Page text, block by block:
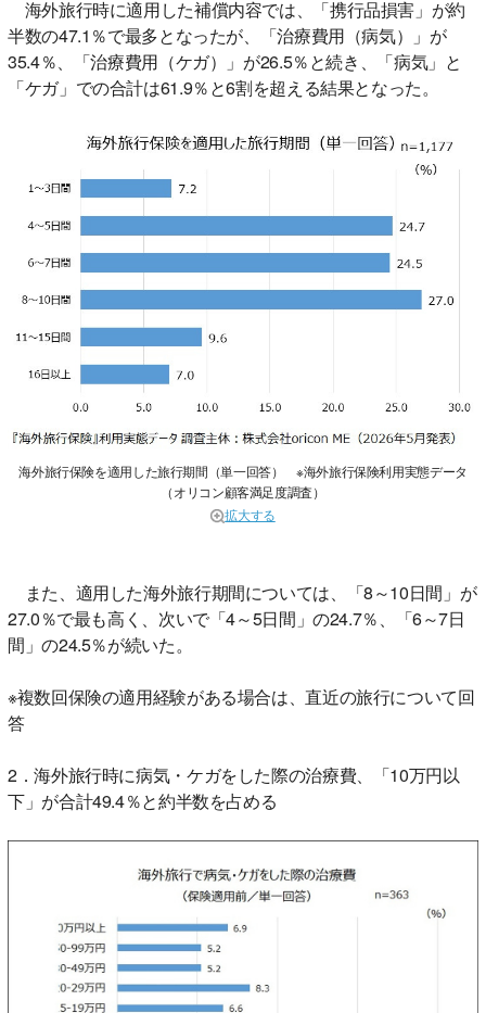
海外旅行時に適用した補償内容では、「携行品損害」が約
半数の47.1％で最多となったが、「治療費用（病気）」が
35.4％、「治療費用（ケガ）」が26.5％と続き、「病気」と
「ケガ」での合計は61.9％と6割を超える結果となった。
海外旅行保険を適用した旅行期間（単一回答） ※海外旅行保険利用実態データ
（オリコン顧客満足度調査）
拡大する
また、適用した海外旅行期間については、「8～10日間」が
27.0％で最も高く、次いで「4～5日間」の24.7％、「6～7日
間」の24.5％が続いた。
※複数回保険の適用経験がある場合は、直近の旅行について回
答
2．海外旅行時に病気・ケガをした際の治療費、「10万円以
下」が合計49.4％と約半数を占める